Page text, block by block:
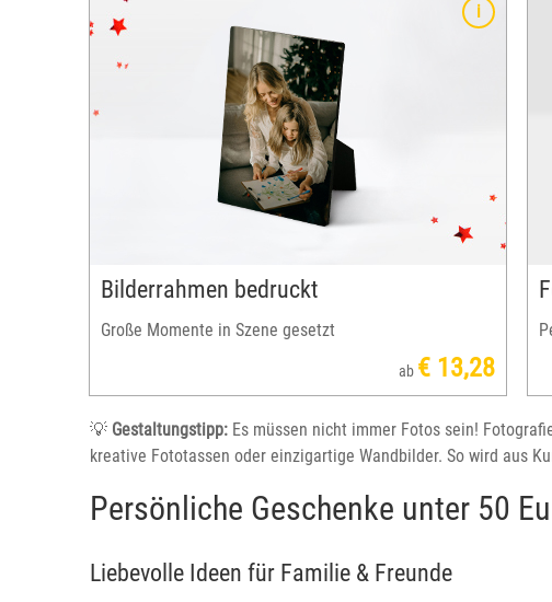
Bilderrahmen bedruckt
Große Momente in Szene gesetzt
ab € 13,28
Gefüllt mit süßen Leckereien wird unsere Mottotasse
zum festlichen Geschenk für alle Kaffee- und
Teeliebhaber.
💡 Gestaltungstipp: Es müssen nicht immer Fotos sein!
kreative Fototassen oder einzigartige Wandbilder. So wird aus
Persönliche Geschenke unter 50
Liebevolle Ideen für Familie & Freunde